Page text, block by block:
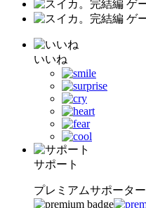
いいね
サポート
プレミアムサポーター